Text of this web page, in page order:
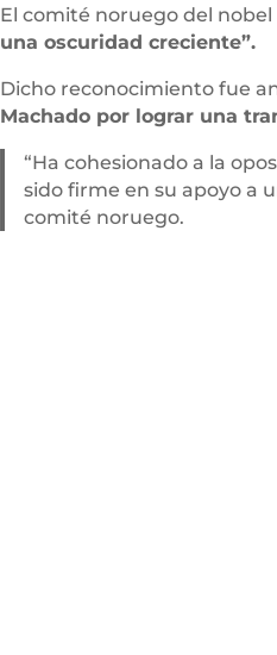
El comité noruego del
una oscuridad creciente”.
Dicho reconocimiento fue
Machado por lograr una
“Ha cohesionado a la
sido firme en su apoyo a
comité noruego.